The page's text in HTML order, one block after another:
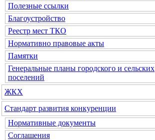
Полезные ссылки
Благоустройство
Реестр мест ТКО
Нормативно правовые акты
Памятки
Генеральные планы городского и сельских
поселений
ЖКХ
Стандарт развития конкуренции
Нормативные документы
Соглашения